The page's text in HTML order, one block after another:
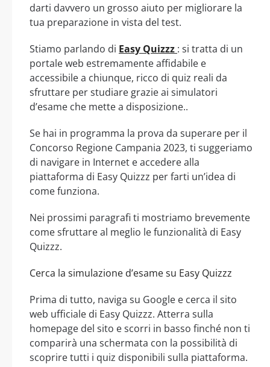
darti davvero un grosso aiuto per migliorare la
tua preparazione in vista del test.
Stiamo parlando di Easy Quizzz : si tratta di un
portale web estremamente affidabile e
accessibile a chiunque, ricco di quiz reali da
sfruttare per studiare grazie ai simulatori
d’esame che mette a disposizione..
Se hai in programma la prova da superare per il
Concorso Regione Campania 2023, ti suggeriamo
di navigare in Internet e accedere alla
piattaforma di Easy Quizzz per farti un’idea di
come funziona.
Nei prossimi paragrafi ti mostriamo brevemente
come sfruttare al meglio le funzionalità di Easy
Quizzz.
Cerca la simulazione d’esame su Easy Quizzz
Prima di tutto, naviga su Google e cerca il sito
web ufficiale di Easy Quizzz. Atterra sulla
homepage del sito e scorri in basso finché non ti
comparirà una schermata con la possibilità di
scoprire tutti i quiz disponibili sulla piattaforma.